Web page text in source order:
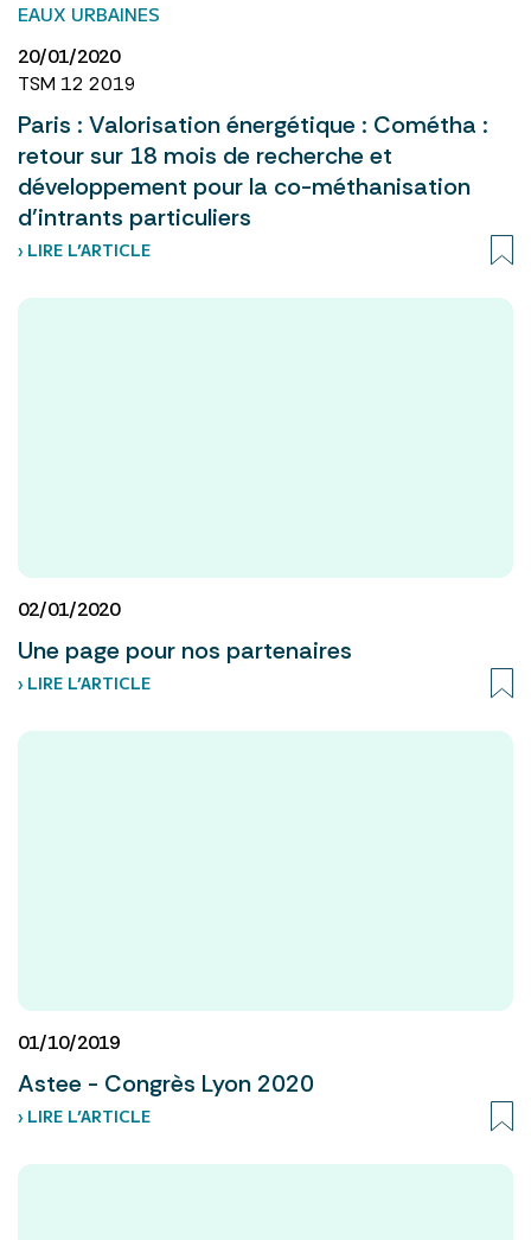
EAUX URBAINES
20/01/2020
TSM 12 2019
Paris : Valorisation énergétique : Cométha :
retour sur 18 mois de recherche et
développement pour la co-méthanisation
d’intrants particuliers
› LIRE L’ARTICLE
02/01/2020
Une page pour nos partenaires
› LIRE L’ARTICLE
01/10/2019
Astee - Congrès Lyon 2020
› LIRE L’ARTICLE